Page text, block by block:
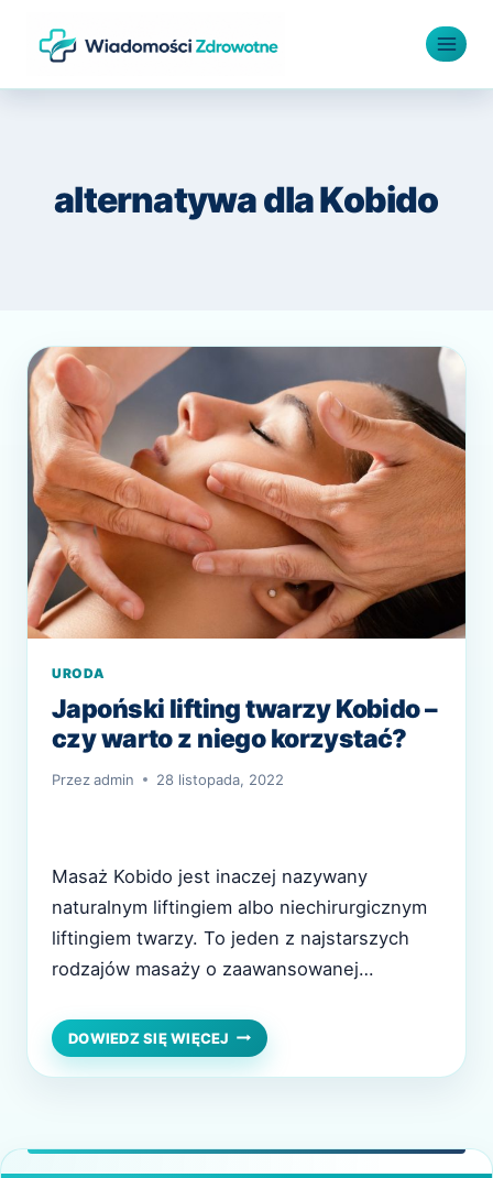
alternatywa dla Kobido
URODA
Japoński lifting twarzy Kobido –
czy warto z niego korzystać?
Przezadmin 28 listopada, 2022
Masaż Kobido jest inaczej nazywany
naturalnym liftingiem albo niechirurgicznym
liftingiem twarzy. To jeden z najstarszych
rodzajów masaży o zaawansowanej
głębszych warstw skóry, dzięki czemu twarz
staje się kompleksowo odżywiona. Jak długo
lifting twarzy: jak przebiega? Zabieg Kobido
DOWIEDZ SIĘ WIĘCEJ JAPOŃSKI
LIFTING
TWARZY